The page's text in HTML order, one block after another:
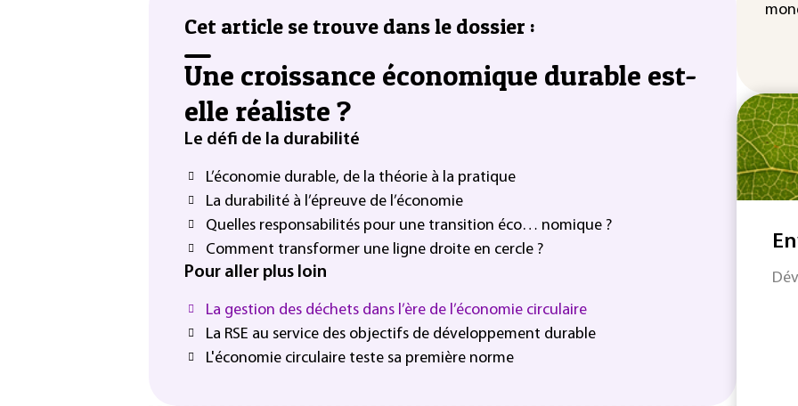
Cet article se trouve dans le dossier :
Une croissance économique durable est-
elle réaliste ?
Le défi de la durabilité
L’économie durable, de la théorie à la pratique
La durabilité à l’épreuve de l’économie
Quelles responsabilités pour une transition éco… nomique ?
Comment transformer une ligne droite en cercle ?
Pour aller plus loin
La gestion des déchets dans l’ère de l’économie circulaire
La RSE au service des objectifs de développement durable
L'économie circulaire teste sa première norme